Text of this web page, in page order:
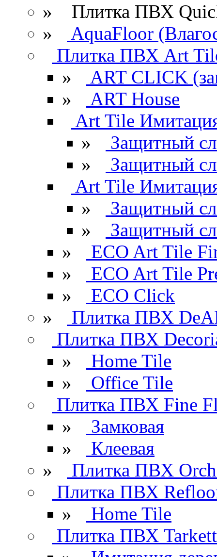
» Плитка ПВХ
»
AquaFloor
Плитка ПВХ Art
»
ART CLICK
»
ART House
Art Tile
»
Защитный
»
Защитный
Art Tile
»
Защитный
»
Защитный
»
ECO Art Tile
»
ECO Art Tile
»
ECO Click
»
Плитка ПВХ
Плитка ПВХ
»
Home Tile
»
Office Tile
Плитка ПВХ Fine
»
Замковая
»
Клеевая
»
Плитка ПВХ
Плитка ПВХ
»
Home Tile
Плитка ПВХ Tarkett